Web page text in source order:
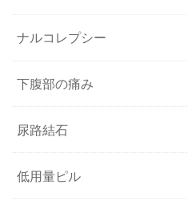
ナルコレプシー
下腹部の痛み
尿路結石
低用量ピル